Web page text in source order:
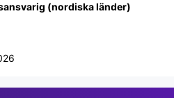
(nordiska länder)